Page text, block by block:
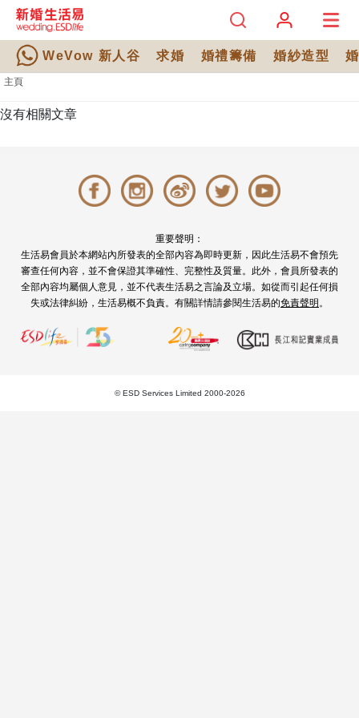
WeVow 新人谷 求婚 婚禮籌備 婚紗造型
主頁
沒有相關文章
重要聲明：
生活易會員於本網站內所發表的全部內容為即時更新，因此生活易不會預先
審查任何內容，並不會保證其準確性、完整性及質量。此外，會員所發表的
全部內容均屬個人意見，並不代表生活易之言論及立場。如從而引起任何損
失或法律糾紛，生活易概不負責。有關詳情請參閱生活易的免責聲明 。
© ESD Services Limited 2000-2026